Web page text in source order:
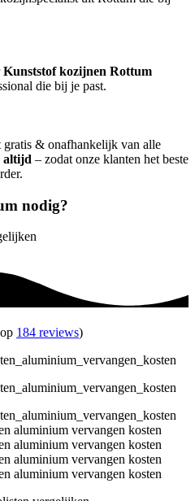
Kunststof kozijnen Rottum
die bij je past.
& onafhankelijk van alle
altijd – zodat onze klanten het beste
nodig?
184 reviews)